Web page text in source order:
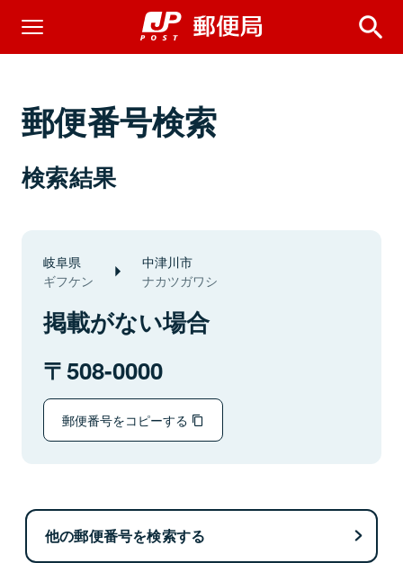
郵便番号検索
検索結果
岐阜県
ギフケン
中津川市
ナカツガワシ
掲載がない場合
508-0000
郵便番号をコピーする
他の郵便番号を検索する